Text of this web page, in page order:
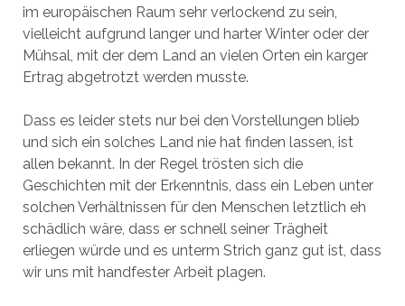
im europäischen Raum sehr verlockend zu sein,
vielleicht aufgrund langer und harter Winter oder der
Mühsal, mit der dem Land an vielen Orten ein karger
Ertrag abgetrotzt werden musste.
Dass es leider stets nur bei den Vorstellungen blieb
und sich ein solches Land nie hat finden lassen, ist
allen bekannt. In der Regel trösten sich die
Geschichten mit der Erkenntnis, dass ein Leben unter
solchen Verhältnissen für den Menschen letztlich eh
schädlich wäre, dass er schnell seiner Trägheit
erliegen würde und es unterm Strich ganz gut ist, dass
wir uns mit handfester Arbeit plagen.